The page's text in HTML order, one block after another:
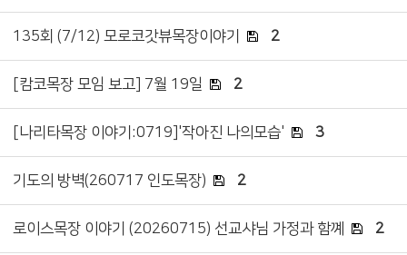
135회 (7/12) 모로코갓뷰목장이야기 2
[캄코목장 모임 보고] 7월 19일 2
[나리타목장 이야기:0719]'작아진 나의모습' 3
기도의 방벽(260717 인도목장) 2
로이스목장 이야기 (20260715) 선교샤님 가정과 함꼐 2